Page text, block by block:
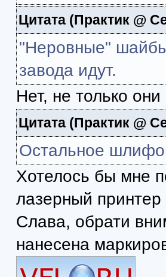
Цитата(Практик @
"Неровные"
завода идут.
Нет, не только
Цитата(Практик @
Остальное
Хотелось бы мне
лазерный
Слава, обрати
нанесена